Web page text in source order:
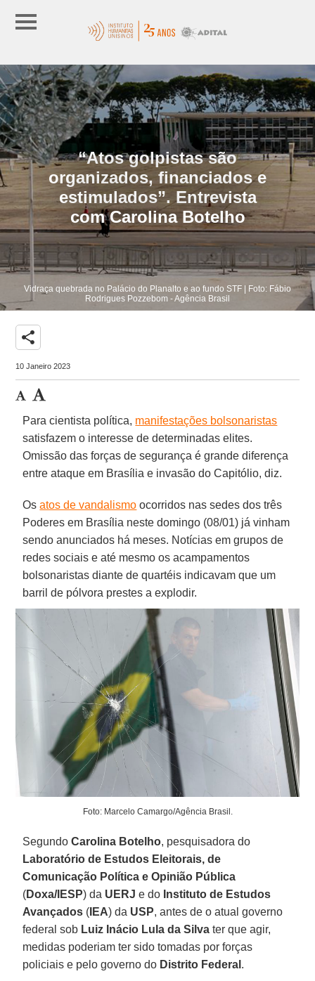
“Atos golpistas são
organizados, financiados e
estimulados”. Entrevista
com Carolina Botelho
Vidraça quebrada no Palácio do Planalto e ao fundo STF | Foto: Fábio
Rodrigues Pozzebom - Agência Brasil
share
10 Janeiro 2023
Para cientista política, manifestações bolsonaristas
satisfazem o interesse de determinadas elites.
Omissão das forças de segurança é grande diferença
entre ataque em Brasília e invasão do Capitólio, diz.
Osatos de vandalismo ocorridos nas sedes dos três
Poderes em Brasília neste domingo (08/01) já vinham
sendo anunciados há meses. Notícias em grupos de
redes sociais e até mesmo os acampamentos
bolsonaristas diante de quartéis indicavam que um
barril de pólvora prestes a explodir.
Foto: Marcelo Camargo/Agência Brasil.
SegundoCarolina Botelho, pesquisadora do
Laboratório de Estudos Eleitorais, de
Comunicação Política e Opinião Pública
(Doxa/IESP) da UERJ e do Instituto de Estudos
Avançados ( IEA) da USP, antes de o atual governo
federal sob Luiz Inácio Lula da Silva ter que agir,
medidas poderiam ter sido tomadas por forças
policiais e pelo governo do Distrito Federal .